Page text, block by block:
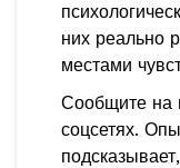
них реально
местами
Сообщите на
соцсетях.